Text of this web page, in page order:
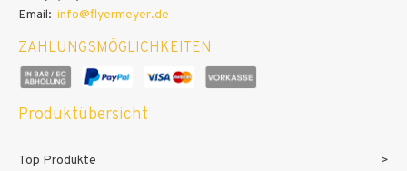
Email: info@flyermeyer.de
ZAHLUNGSMÖGLICHKEITEN
Produktübersicht
Top Produkte